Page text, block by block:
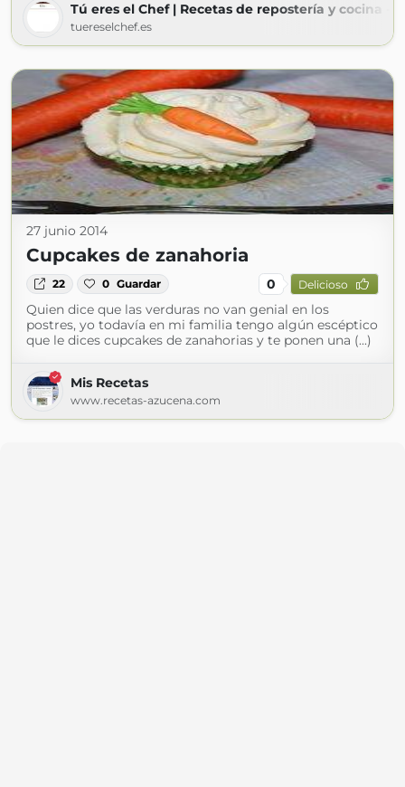
Tú eres el Chef | Recetas de repostería y cocina -
tuereselchef.es
27 junio 2014
Cupcakes de zanahoria
22 0 Guardar 0 Delicioso
Quien dice que las verduras no van genial en los
postres, yo todavía en mi familia tengo algún escéptico
que le dices cupcakes de zanahorias y te ponen una (...)
Mis Recetas
www.recetas-azucena.com